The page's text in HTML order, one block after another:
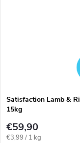
Satisfaction Lamb &
15kg
€59,90
Jednotková
€3,99 / 1 kg